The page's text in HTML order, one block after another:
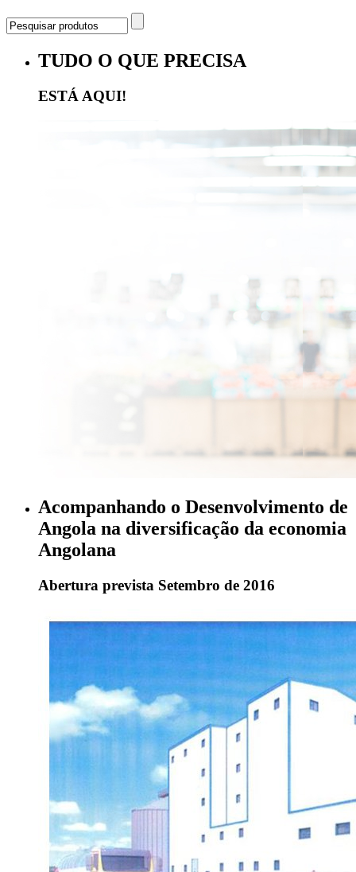
TUDO O QUE PRECISA
ESTÁ AQUI!
Acompanhando o Desenvolvimento de
Angola na diversificação da economia
Angolana
Abertura prevista Setembro de 2016